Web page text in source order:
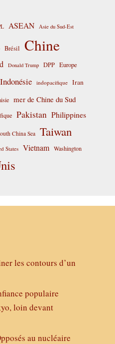
ASEAN Asie du Sud-Est
Brésil Chine
Donald Trump DPP Europe
Indonésie indopacifique Iran
mer de Chine du Sud
Pakistan Philippines
China Sea Taiwan
States Vietnam Washington
les contours d’un
populaire
loin devant
au nucléaire